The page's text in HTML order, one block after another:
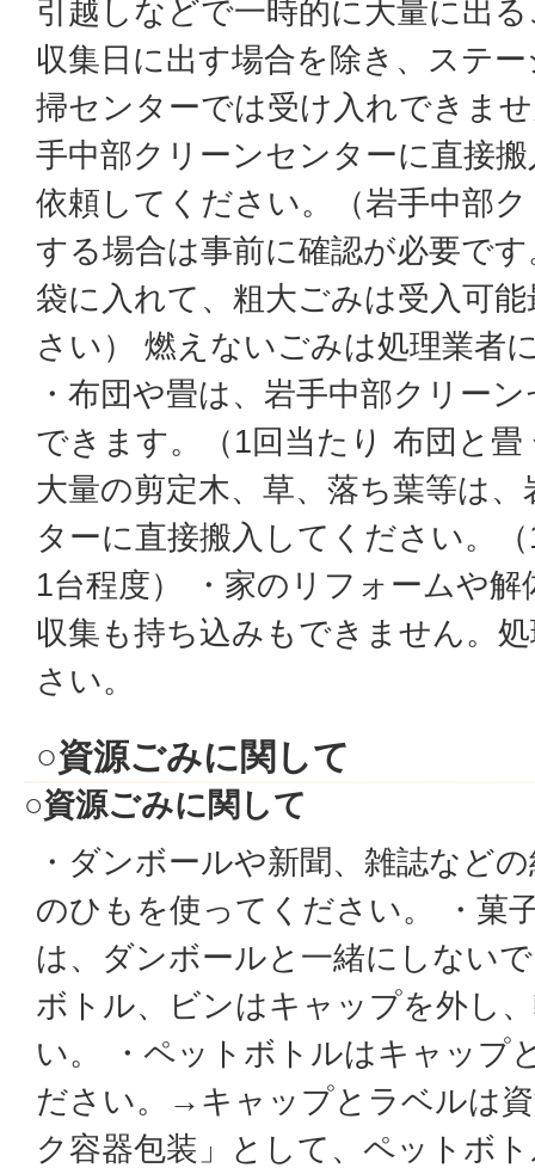
引越しなどで一時的に大量に出
収集日に出す場合を除き、ステ
掃センターでは受け入れできま
手中部クリーンセンターに直接
依頼してください。（岩手中部
する場合は事前に確認が必要で
袋に入れて、粗大ごみは受入可
さい） 燃えないごみは処理業者
・布団や畳は、岩手中部クリー
できます。（1回当たり 布団と
大量の剪定木、草、落ち葉等は
ターに直接搬入してください。
1台程度） ・家のリフォームや
収集も持ち込みもできません。
さい。
○資源ごみに関して
○資源ごみに関して
・ダンボールや新聞、雑誌など
のひもを使ってください。 ・菓
は、ダンボールと一緒にしない
ボトル、ビンはキャップを外し
い。 ・ペットボトルはキャップ
ださい。→キャップとラベルは
ク容器包装」として、ペットボ